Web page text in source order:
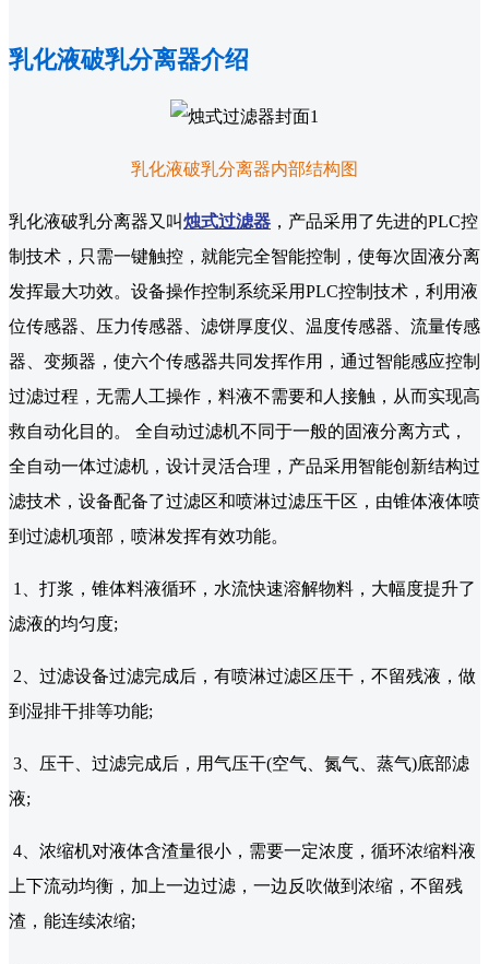
乳化液破乳分离器介绍
乳化液破乳分离器内部结构图
乳化液破乳分离器又叫烛式过滤器 ，产品采用了先进的PLC控
制技术，只需一键触控，就能完全智能控制，使每次固液分离
发挥最大功效。设备操作控制系统采用PLC控制技术，利用液
位传感器、压力传感器、滤饼厚度仪、温度传感器、流量传感
器、变频器，使六个传感器共同发挥作用，通过智能感应控制
过滤过程，无需人工操作，料液不需要和人接触，从而实现高
救自动化目的。 全自动过滤机不同于一般的固液分离方式，
全自动一体过滤机，设计灵活合理，产品采用智能创新结构过
滤技术，设备配备了过滤区和喷淋过滤压干区，由锥体液体喷
到过滤机项部，喷淋发挥有效功能。
1、打浆，锥体料液循环，水流快速溶解物料，大幅度提升了
滤液的均匀度;
2、过滤设备过滤完成后，有喷淋过滤区压干，不留残液，做
到湿排干排等功能;
3、压干、过滤完成后，用气压干(空气、氮气、蒸气)底部滤
液;
4、浓缩机对液体含渣量很小，需要一定浓度，循环浓缩料液
上下流动均衡，加上一边过滤，一边反吹做到浓缩，不留残
渣，能连续浓缩;